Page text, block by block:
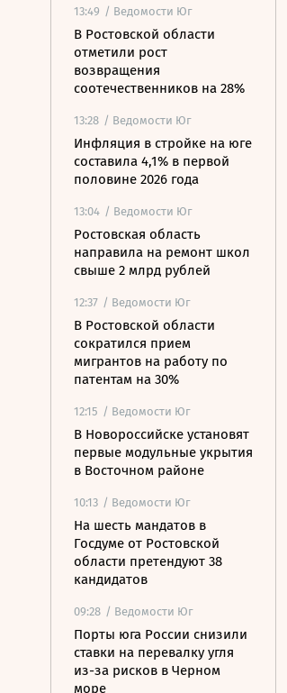
13:49 / Ведомости Юг
В Ростовской области
отметили рост
возвращения
соотечественников на 28%
13:28 / Ведомости Юг
Инфляция в стройке на юге
составила 4,1% в первой
половине 2026 года
13:04 / Ведомости Юг
Ростовская область
направила на ремонт школ
свыше 2 млрд рублей
12:37 / Ведомости Юг
В Ростовской области
сократился прием
мигрантов на работу по
патентам на 30%
12:15 / Ведомости Юг
В Новороссийске установят
первые модульные укрытия
в Восточном районе
10:13 / Ведомости Юг
На шесть мандатов в
Госдуме от Ростовской
области претендуют 38
кандидатов
09:28 / Ведомости Юг
Порты юга России снизили
ставки на перевалку угля
из-за рисков в Черном
море